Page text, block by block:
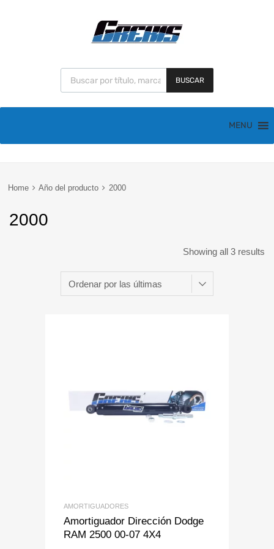
BUSCAR
MENU
Home Año del producto 2000
2000
Showing all 3 results
Add to Wishlist
Add to Compare
AMORTIGUADORES
Amortiguador Dirección Dodge
RAM 2500 00-07 4X4